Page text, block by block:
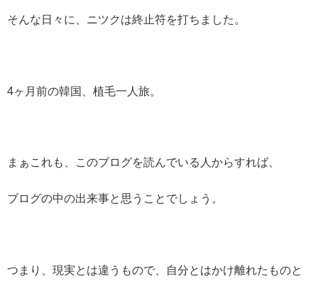
そんな日々に、ニツクは終止符を打ちました。
4ヶ月前の韓国、植毛一人旅。
まぁこれも、このブログを読んでいる人からすれば、
ブログの中の出来事と思うことでしょう。
つまり、現実とは違うもので、自分とはかけ離れたものと